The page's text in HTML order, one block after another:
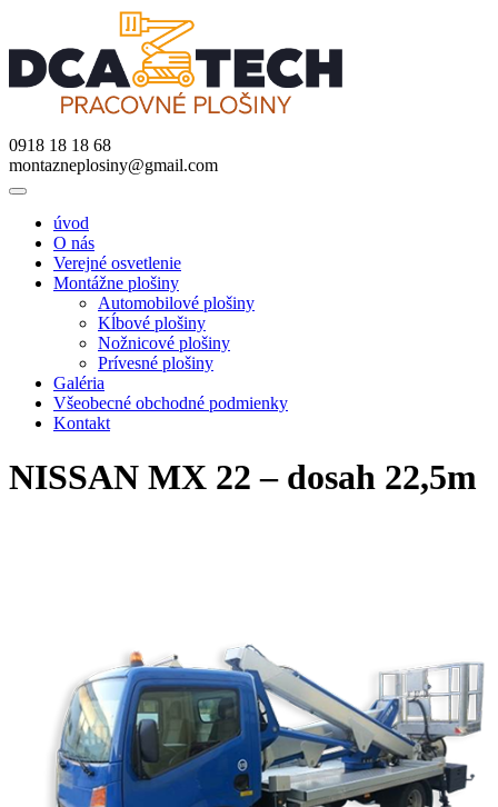
0918 18 18 68
montazneplosiny@gmail.com
úvod
O nás
Verejné osvetlenie
Montážne plošiny
Automobilové plošiny
Kĺbové plošiny
Nožnicové plošiny
Prívesné plošiny
Galéria
Všeobecné obchodné podmienky
Kontakt
NISSAN MX 22 – dosah 22,5m